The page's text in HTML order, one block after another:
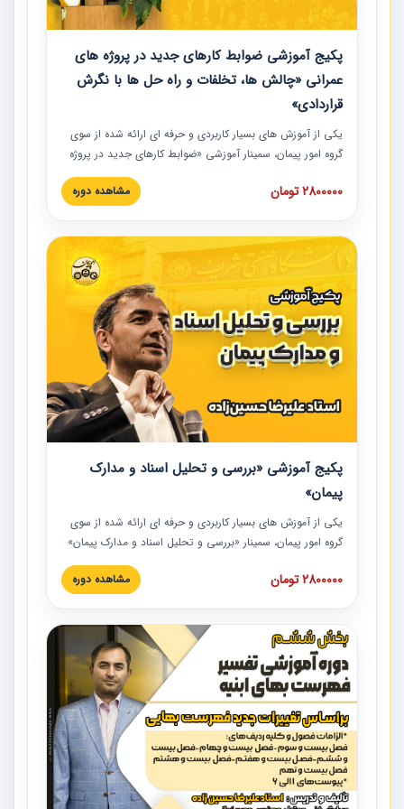
پکیج آموزشی ضوابط کارهای جدید در پروژه های
عمرانی «چالش ها، تخلفات و راه حل ها با نگرش
قراردادی»
یکی از آموزش‏‏‏‏‏‏ های بسیار کاربردی و حرفه‏ ای ارائه شده از سوی
گروه امور پیمان، سمینار آموزشی «ضوابط کارهای جدید در پروژه
های عمرانی» چالش ها، تخلفات و راه حل ها با نگرش قراردادی
است که در محل سندیکای شرکت های ساختمانی کشور ارائه شد.
مدارک پیمان به همراه تجربیات عملی ارائه شده است.
2800000 تومان مشاهده دوره
پکیج آموزشی «بررسی و تحلیل اسناد و مدارک
پیمان»
یکی از آموزش‏‏‏‏‏‏ های بسیار کاربردی و حرفه‏ ای ارائه شده از سوی
گروه امور پیمان، سمینار «بررسی و تحلیل اسناد و مدارک پیمان»
است که در دانشگاه صنعتی شریف ارائه شد. در این آموزش
نکات کلیدی مربوط به اسناد و مدارک پیمان، اولویت بندی اسناد
پیمان به همراه تجربیات عملی در این خصوص ارائه شده است.
2800000 تومان مشاهده دوره